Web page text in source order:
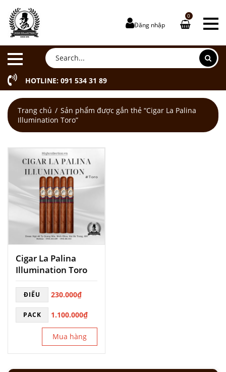
Đăng nhập
0
HOTLINE: 091 534 31 89
Trang chủ
Sản phẩm được gắn thẻ “Cigar La Palina
Illumination Toro”
Cigar La Palina
Illumination Toro
ĐIẾU 230.000₫
PACK 1.100.000₫
Mua hàng